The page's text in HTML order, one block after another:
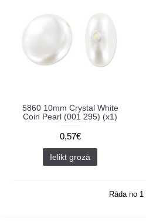
5860 10mm Crystal White
Coin Pearl (001 295) (x1)
0,57€
Ielikt grozā
Rāda no